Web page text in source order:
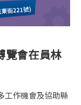
覽會在員林
工作機會及協助縣